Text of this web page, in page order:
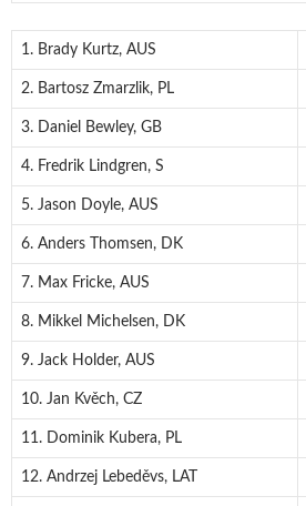
1. Brady Kurtz, AUS
2. Bartosz Zmarzlik, PL
3. Daniel Bewley, GB
4. Fredrik Lindgren, S
5. Jason Doyle, AUS
6. Anders Thomsen, DK
7. Max Fricke, AUS
8. Mikkel Michelsen, DK
9. Jack Holder, AUS
10. Jan Kvěch, CZ
11. Dominik Kubera, PL
12. Andrzej Lebeděvs, LAT